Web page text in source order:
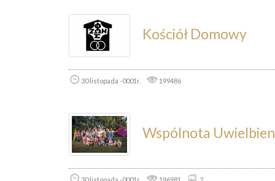
Kościół Domowy
30 listopada -0001r. 199486
Wspólnota